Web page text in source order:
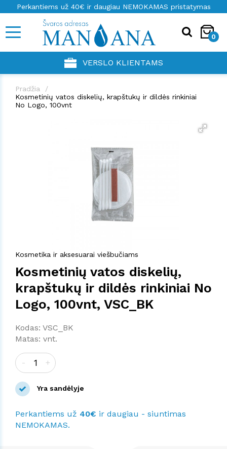
Perkantiems už 40€ ir daugiau NEMOKAMAS pristatymas
0
VERSLO KLIENTAMS
Pradžia
Kosmetinių vatos diskelių, krapštukų ir dildės rinkiniai
No Logo, 100vnt
Kosmetika ir aksesuarai viešbučiams
Kosmetinių vatos diskelių,
krapštukų ir dildės rinkiniai No
Logo, 100vnt, VSC_BK
Kodas: VSC_BK
Matas: vnt.
- +
Yra sandėlyje
Perkantiems už 40€ ir daugiau - siuntimas
NEMOKAMAS.